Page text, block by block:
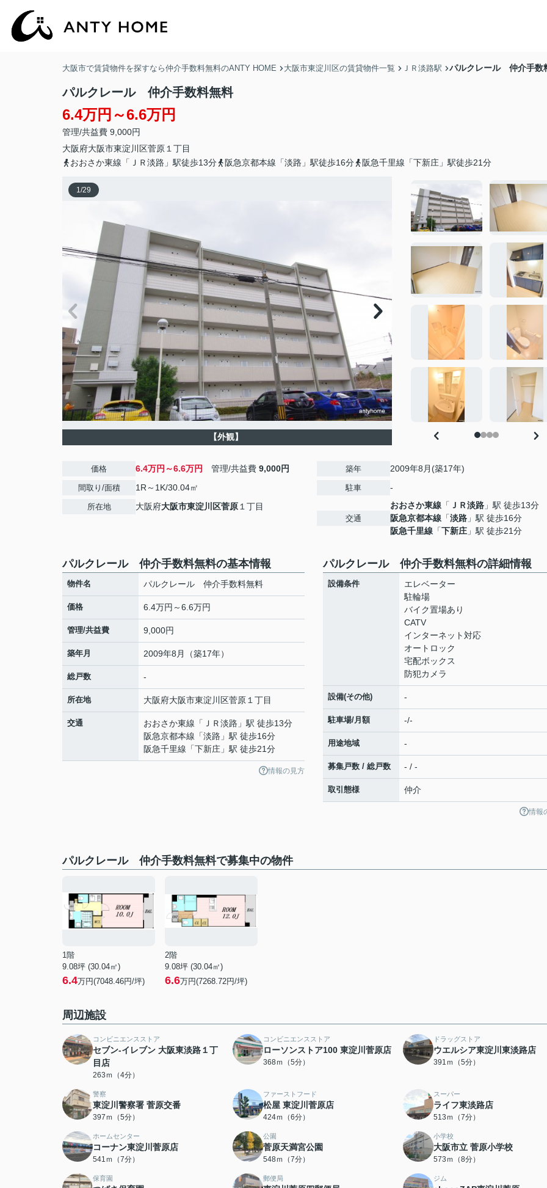
大阪市で賃貸物件を探すなら仲介手数料無料のANTY HOME 大阪市東淀川区の賃貸物件一覧 ＪＲ淡路駅 パルクレール 仲介手数
パルクレール 仲介手数料無料
6.4万円～6.6万円
管理/共益費 9,000円
大阪府大阪市東淀川区菅原 １丁目
おおさか東線「ＪＲ淡路」駅徒歩13分
阪急京都本線「淡路」駅徒歩16分 阪急千里線「下新庄」駅徒歩21分
1/29
【外観】
価格 6.4万円～6.6万円 管理/共益費 9,000円
間取り/面積 1R～1K/30.04㎡
所在地 大阪府大阪市東淀川区菅原 １丁目
築年 2009年8月(築17年)
駐車 -
交通
おおさか東線 「 ＪＲ淡路 」駅 徒歩13分
阪急京都本線 「淡路 」駅 徒歩16分
阪急千里線 「下新庄 」駅 徒歩21分
パルクレール 仲介手数料無料の基本情報
物件名 パルクレール 仲介手数料無料
価格 6.4万円～6.6万円
管理/共益費 9,000円
築年月 2009年8月（築17年）
総戸数 -
所在地 大阪府大阪市東淀川区菅原 １丁目
交通 おおさか東線 「 ＪＲ淡路 」駅 徒歩13分
阪急京都本線 「淡路 」駅 徒歩16分
阪急千里線 「下新庄 」駅 徒歩21分
情報の見方
パルクレール 仲介手数料無料の詳細情報
設備条件
エレベーター
駐輪場
バイク置場あり
CATV
インターネット対応
オートロック
宅配ボックス
防犯カメラ
設備(その他) -
駐車場/月額 -/-
用途地域 -
募集戸数 / 総戸数 - / -
取引態様 仲介
情報
パルクレール 仲介手数料無料で募集中の物件
1階
9.08坪 (30.04㎡)
6.4万円(7048.46円/坪)
2階
9.08坪 (30.04㎡)
6.6万円(7268.72円/坪)
周辺施設
コンビニエンスストア
セブン-イレブン 大阪東淡路１丁
目店
263ｍ（4分）
コンビニエンスストア
ローソンストア100 東淀川菅原店
368ｍ（5分）
ドラッグストア
ウエルシア東淀川東淡路店
391ｍ（5分）
警察
東淀川警察署 菅原交番
397ｍ（5分）
ファーストフード
松屋 東淀川菅原店
424ｍ（6分）
スーパー
ライフ東淡路店
513ｍ（7分）
ホームセンター
コーナン東淀川菅原店
541ｍ（7分）
公園
菅原天満宮公園
548ｍ（7分）
小学校
大阪市立 菅原小学校
573ｍ（8分）
保育園 郵便局 ジム